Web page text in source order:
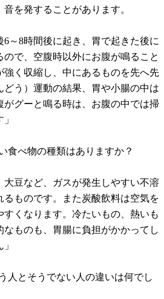
を発することがあります。
6～8時間後に起き、胃で起きた後に
で、空腹時以外にお腹が鳴ること
強く収縮し、中にあるものを先へ先
う）運動の結果、胃や小腸の中は
がグーと鳴る時は、お腹の中では掃
食べ物の種類はありますか？
大豆など、ガスが発生しやすい不溶
ものです。また炭酸飲料は空気を
すくなります。冷たいもの、熱いも
ものも、胃腸に負担がかかってし
人とそうでない人の違いは何でし